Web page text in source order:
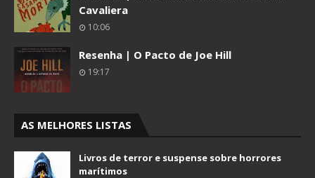
Cavaliera
10:06
Resenha | O Pacto de Joe Hill
19:17
AS MELHORES LISTAS
Livros de terror e suspense sobre horrores
marítimos